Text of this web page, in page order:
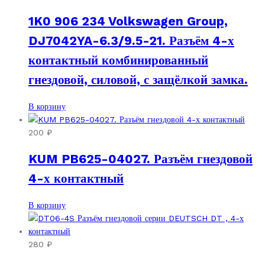
1K0 906 234 Volkswagen Group,
DJ7042YA-6.3/9.5-21. Разъём 4-х
контактный комбинированный
гнездовой, силовой, с защёлкой замка.
В корзину
200 ₽
KUM PB625-04027. Разъём гнездовой
4-х контактный
В корзину
280 ₽